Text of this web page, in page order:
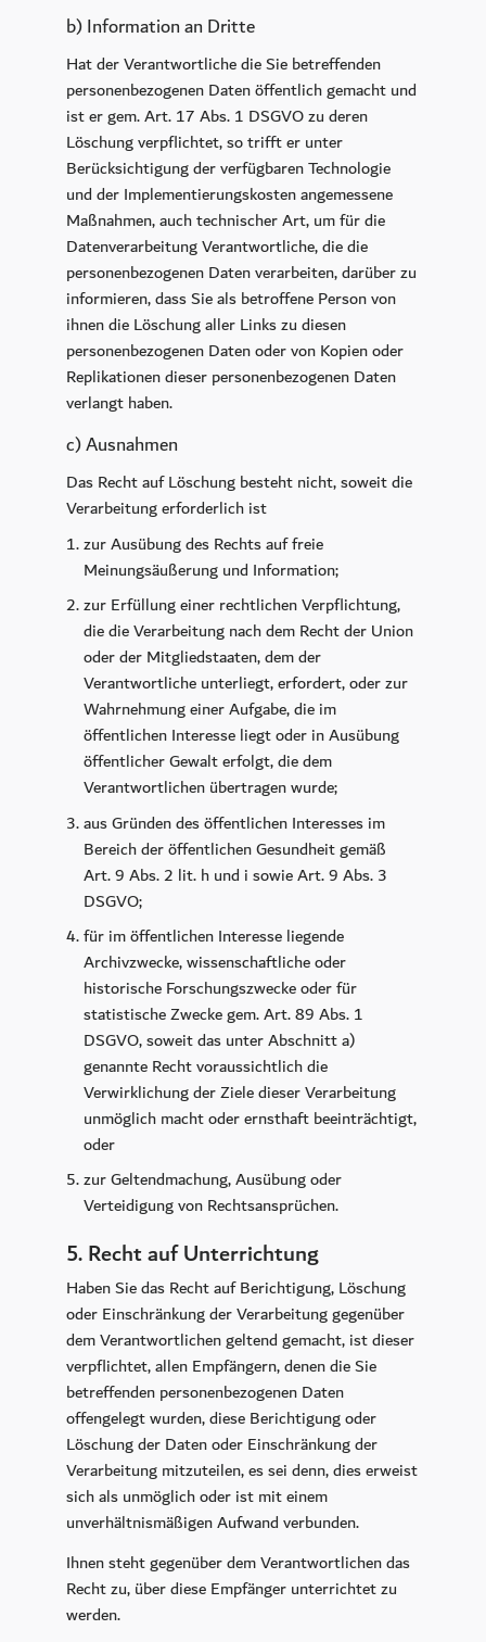
b) Information an Dritte
Hat der Verantwortliche die Sie betreffenden
personenbezogenen Daten öffentlich gemacht und
ist er gem. Art. 17 Abs. 1 DSGVO zu deren
Löschung verpflichtet, so trifft er unter
Berücksichtigung der verfügbaren Technologie
und der Implementierungskosten angemessene
Maßnahmen, auch technischer Art, um für die
Datenverarbeitung Verantwortliche, die die
personenbezogenen Daten verarbeiten, darüber zu
informieren, dass Sie als betroffene Person von
ihnen die Löschung aller Links zu diesen
personenbezogenen Daten oder von Kopien oder
Replikationen dieser personenbezogenen Daten
verlangt haben.
c) Ausnahmen
Das Recht auf Löschung besteht nicht, soweit die
Verarbeitung erforderlich ist
zur Ausübung des Rechts auf freie
Meinungsäußerung und Information;
zur Erfüllung einer rechtlichen Verpflichtung,
die die Verarbeitung nach dem Recht der Union
oder der Mitgliedstaaten, dem der
Verantwortliche unterliegt, erfordert, oder zur
Wahrnehmung einer Aufgabe, die im
öffentlichen Interesse liegt oder in Ausübung
öffentlicher Gewalt erfolgt, die dem
Verantwortlichen übertragen wurde;
aus Gründen des öffentlichen Interesses im
Bereich der öffentlichen Gesundheit gemäß
Art. 9 Abs. 2 lit. h und i sowie Art. 9 Abs. 3
DSGVO;
für im öffentlichen Interesse liegende
Archivzwecke, wissenschaftliche oder
historische Forschungszwecke oder für
statistische Zwecke gem. Art. 89 Abs. 1
DSGVO, soweit das unter Abschnitt a)
genannte Recht voraussichtlich die
Verwirklichung der Ziele dieser Verarbeitung
unmöglich macht oder ernsthaft beeinträchtigt,
oder
zur Geltendmachung, Ausübung oder
Verteidigung von Rechtsansprüchen.
5. Recht auf Unterrichtung
Haben Sie das Recht auf Berichtigung, Löschung
oder Einschränkung der Verarbeitung gegenüber
dem Verantwortlichen geltend gemacht, ist dieser
verpflichtet, allen Empfängern, denen die Sie
betreffenden personenbezogenen Daten
offengelegt wurden, diese Berichtigung oder
Löschung der Daten oder Einschränkung der
Verarbeitung mitzuteilen, es sei denn, dies erweist
sich als unmöglich oder ist mit einem
unverhältnismäßigen Aufwand verbunden.
Ihnen steht gegenüber dem Verantwortlichen das
Recht zu, über diese Empfänger unterrichtet zu
werden.